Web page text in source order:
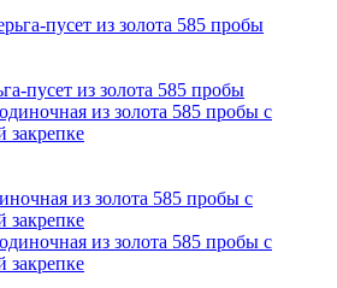
пусет из золота 585 пробы
из золота 585 пробы с
закрепке